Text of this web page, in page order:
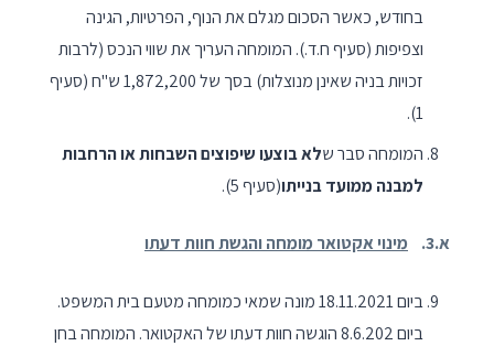
בחודש, כאשר הסכום מגלם את הנוף, הפרטיות, הגינה
וצפיפות (סעיף ח.ד.). המומחה העריך את שווי הנכס (לרבות
זכויות בניה שאינן מנוצלות) בסך של 1,872,200 ש"ח (סעיף
1).
המומחה סבר שלא בוצעו שיפוצים השבחות או הרחבות
למבנה ממועד בנייתו(סעיף 5).
א.3. מינוי אקטואר מומחה והגשת חוות דעתו
ביום 18.11.2021 מונה שמאי כמומחה מטעם בית המשפט.
ביום 8.6.202 הוגשה חוות דעתו של האקטואר. המומחה בחן